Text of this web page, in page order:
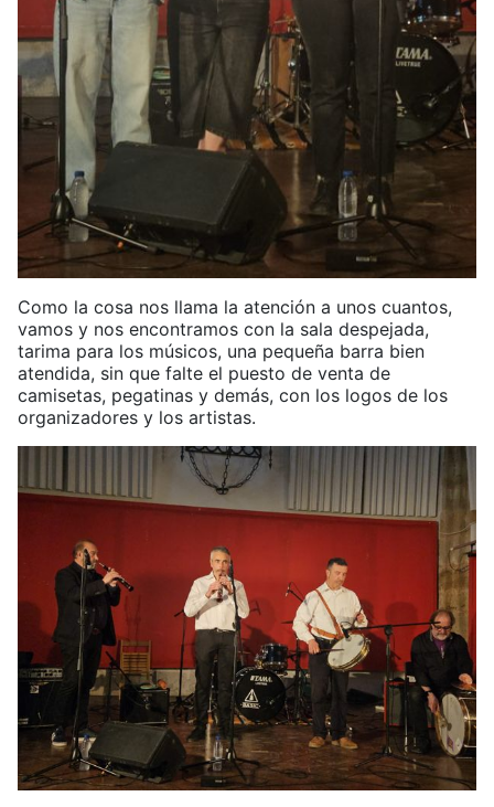
Como la cosa nos llama la atención a unos cuantos,
vamos y nos encontramos con la sala despejada,
tarima para los músicos, una pequeña barra bien
atendida, sin que falte el puesto de venta de
camisetas, pegatinas y demás, con los logos de los
organizadores y los artistas.